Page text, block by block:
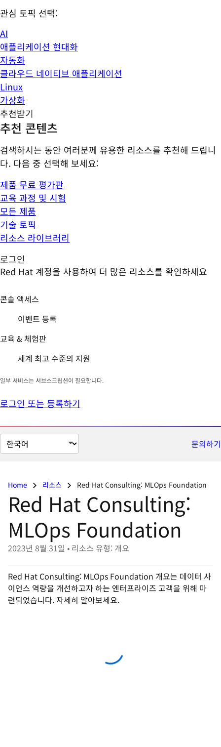
관심 토픽 선택:
AI
애플리케이션 현대화
자동화
클라우드 네이티브 애플리케이션
Linux
가상화
추천받기
추천 콘텐츠
검색하시는 동안 여러분께 유용한 리소스를 추천해 드립니
다. 다음 중 선택해 보세요:
제품 무료 평가판
교육 과정 및 시험
모든 제품
기술 토픽
리소스 라이브러리
로그인
Red Hat 계정을 사용하여 더 많은 리소스를 확인하세요
콘솔 액세스
이벤트 등록
교육 & 체험판
세계 최고 수준의 지원
일부 서비스는 서브스크립션이 필요합니다.
로그인 또는 등록하기
페
이
문의하기
Home 리소스 Red Hat Consulting: MLOps Foundation
Red Hat Consulting:
MLOps Foundation
2023년 8월 31일 • 리소스 유형: 개요
Red Hat Consulting: MLOps Foundation 개요는 데이터 사
이언스 역량을 개선하고자 하는 엔터프라이즈 고객을 위해 마
련되었습니다. 자세히 알아보세요.
Access with your Red Hat